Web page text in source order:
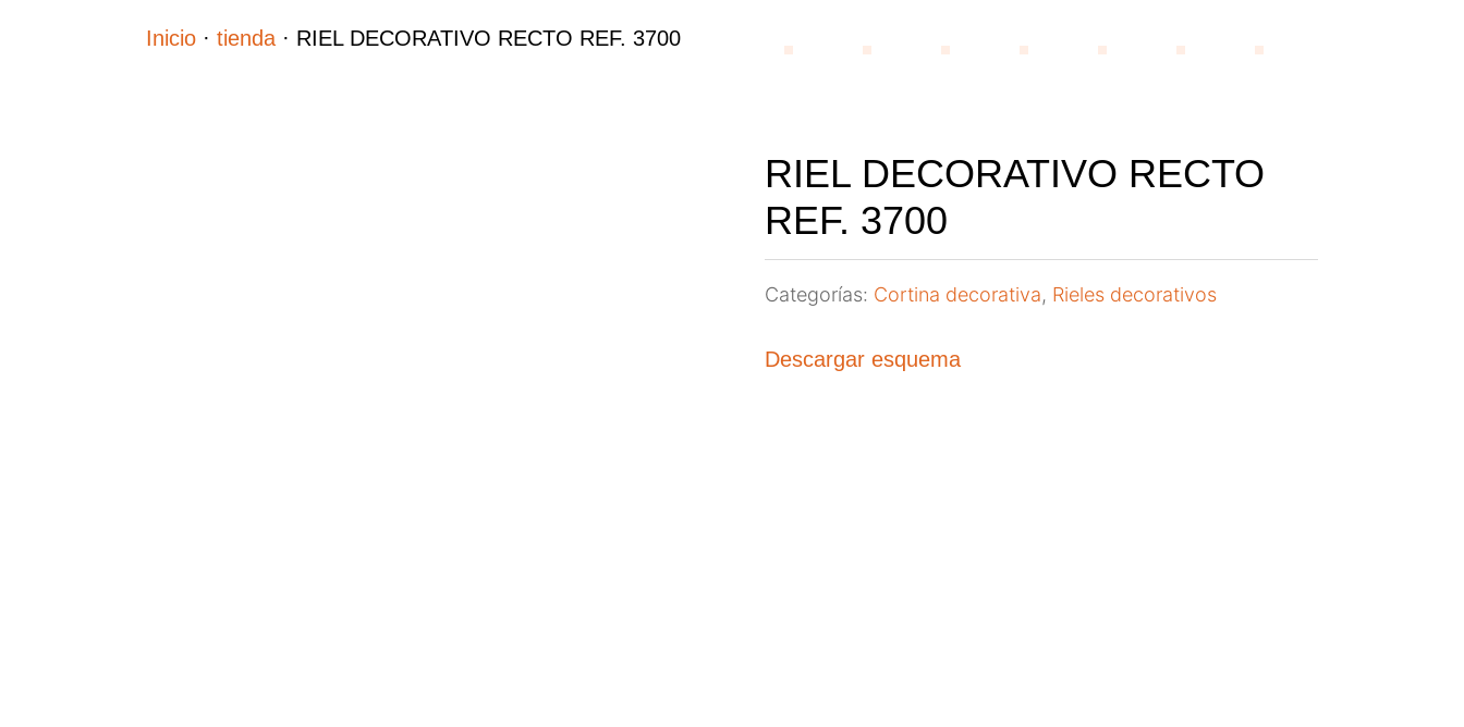
Inicio ·tienda · RIEL DECORATIVO RECTO REF. 3700
RIEL DECORATIVO RECTO
REF. 3700
Categorías: Cortina decorativa, Rieles decorativos
Descargar esquema